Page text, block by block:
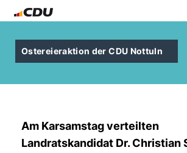
Ostereieraktion der CDU Nottuln
Am Karsamstag verteilten
Landratskandidat Dr. Christian